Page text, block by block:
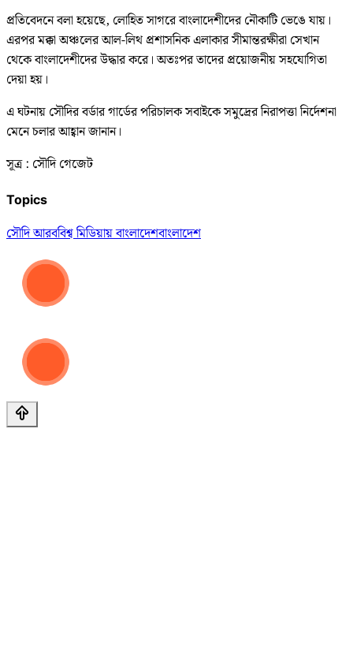
প্রতিবেদনে বলা হয়েছে, লোহিত সাগরে বাংলাদেশীদের নৌকাটি ভেঙে যায়।
এরপর মক্কা অঞ্চলের আল-লিথ প্রশাসনিক এলাকার সীমান্তরক্ষীরা সেখান
থেকে বাংলাদেশীদের উদ্ধার করে। অতঃপর তাদের প্রয়োজনীয় সহযোগিতা
দেয়া হয়।
এ ঘটনায় সৌদির বর্ডার গার্ডের পরিচালক সবাইকে সমুদ্রের নিরাপত্তা নির্দেশনা
মেনে চলার আহ্বান জানান।
সূত্র : সৌদি গেজেট
Topics
সৌদি আরববিশ্ব মিডিয়ায় বাংলাদেশবাংলাদেশ